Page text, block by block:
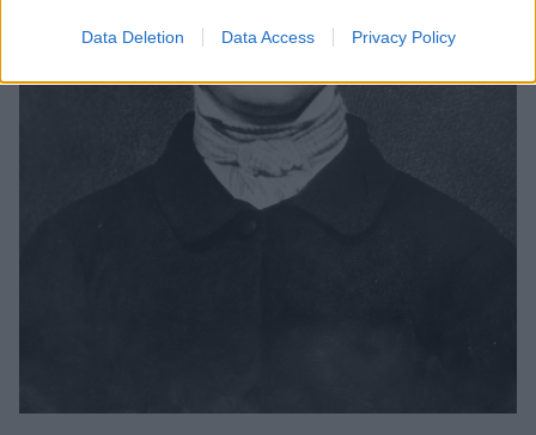
Data Deletion Data Access Privacy Policy